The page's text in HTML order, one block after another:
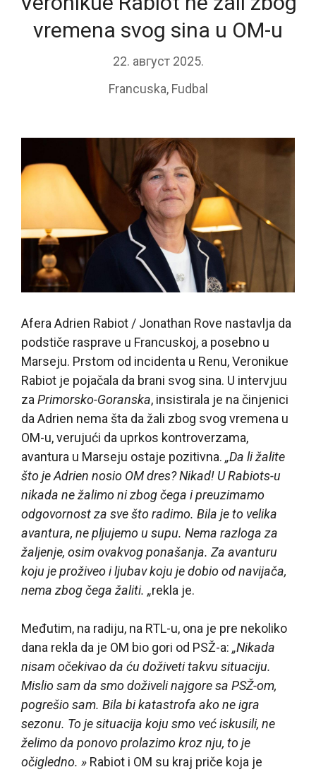
vremena svog sina u OM-u
22. август 2025.
Francuska, Fudbal
Afera Adrien Rabiot / Jonathan Rove nastavlja da
podstiče rasprave u Francuskoj, a posebno u
Marseju. Prstom od incidenta u Renu, Veronikue
Rabiot je pojačala da brani svog sina. U intervjuu
za Primorsko-Goranska, insistirala je na činjenici
da Adrien nema šta da žali zbog svog vremena u
OM-u, verujući da uprkos kontroverzama,
avantura u Marseju ostaje pozitivna. „Da li žalite
što je Adrien nosio OM dres? Nikad! U Rabiots-u
nikada ne žalimo ni zbog čega i preuzimamo
odgovornost za sve što radimo. Bila je to velika
avantura, ne pljujemo u supu. Nema razloga za
žaljenje, osim ovakvog ponašanja. Za avanturu
koju je proživeo i ljubav koju je dobio od navijača,
nema zbog čega žaliti. „rekla je.
Međutim, na radiju, na RTL-u, ona je pre nekoliko
dana rekla da je OM bio gori od PSŽ-a: „Nikada
nisam očekivao da ću doživeti takvu situaciju.
Mislio sam da smo doživeli najgore sa PSŽ-om,
pogrešio sam. Bila bi katastrofa ako ne igra
sezonu. To je situacija koju smo već iskusili, ne
želimo da ponovo prolazimo kroz nju, to je
očigledno. » Rabiot i OM su kraj priče koja je